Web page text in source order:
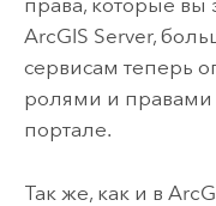
права, которые вы
ArcGIS Server,
сервисам теперь
ролями и правами
портале.
Так же, как и в